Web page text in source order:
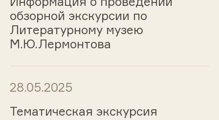
обзорной экскурсии по
Литературному музею
М.Ю.Лермонтова
28.05.2025
Тематическая экскурсия